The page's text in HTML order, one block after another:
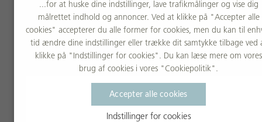
RSL Swift Tee W
Størrelse:XS, S, M, L, XL, XXL
...for at huske dine indstillinger, lave trafikmålinger og vise dig
målrettet indhold og annoncer. Ved at klikke på "Accepter alle
cookies" accepterer du alle former for cookies, men du kan til
tid ændre dine indstillinger eller trække dit samtykke tilbage ved
klikke på "Indstillinger for cookies". Du kan læse mere om vores
brug af cookies i vores "Cookiepolitik".
Accepter alle cookies
Indstillinger for cookies